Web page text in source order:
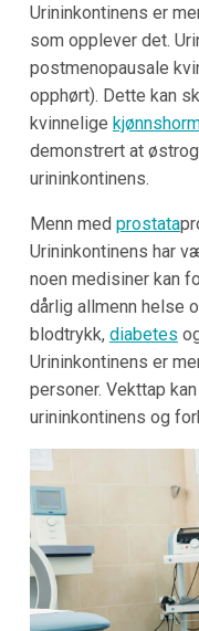
Urininkontinens er
som opplever det.
postmenopausale
opphørt). Dette kan
kvinnelige
demonstrert at
urininkontinens.
Menn med prostata
Urininkontinens har
noen medisiner kan
dårlig allmenn helse
blodtrykk, diabetes
Urininkontinens er
personer. Vekttap
urininkontinens og